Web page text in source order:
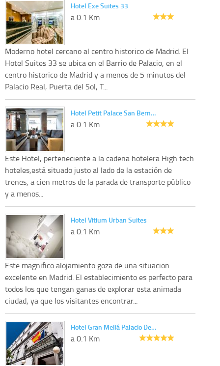
Hotel Exe Suites 33
a 0.1 Km
Moderno hotel cercano al centro historico de Madrid. El
Hotel Suites 33 se ubica en el Barrio de Palacio, en el
centro historico de Madrid y a menos de 5 minutos del
Palacio Real, Puerta del Sol, T...
Hotel Petit Palace San Bern…
a 0.1 Km
Este Hotel, perteneciente a la cadena hotelera High tech
hoteles,está situado justo al lado de la estación de
trenes, a cien metros de la parada de transporte público
y a menos...
Hotel Vitium Urban Suites
a 0.1 Km
Este magnifico alojamiento goza de una situacion
excelente en Madrid. El establecimiento es perfecto para
todos los que tengan ganas de explorar esta animada
ciudad, ya que los visitantes encontrar...
Hotel Gran Meliá Palacio De…
a 0.1 Km